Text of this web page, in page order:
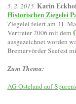
5. 2. 2015.Karin
Historischen Ziegelei
Ziegelei feiert am 31.
Vertreter 2006 mit dem
ausgezeichnet worden
Bremervörder Seefest
Zum Thema:
AG Osteland auf